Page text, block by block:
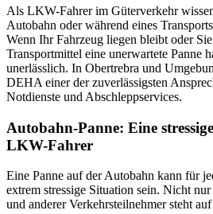
Als LKW-Fahrer im Güterverkehr
Autobahn oder während eines
Wenn Ihr Fahrzeug liegen bleibt oder
Transportmittel eine unerwartete Panne
unerlässlich. In Obertrebra und
DEHA einer der zuverlässigsten
Notdienste und Abschleppservices.
Autobahn-Panne: Eine
LKW-Fahrer
Eine Panne auf der Autobahn kann für
extrem stressige Situation sein. Nicht
und anderer Verkehrsteilnehmer steht